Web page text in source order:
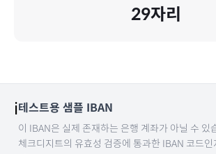
29자리
ℹ️테스트용 샘플 IBAN
이 IBAN은 실제 존재하는 은행 계좌가 아닐 수 있
체크디지트의 유효성 검증에 통과한 IBAN 코드